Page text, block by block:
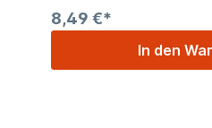
exquisites, aromatisch
Quittengelee unterlegt
Anklängen der
8,49 €*
In den